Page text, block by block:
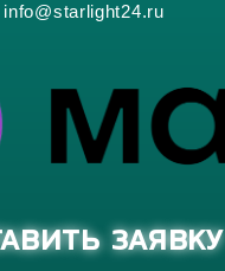
info@starlight24.ru
ЗАЯВКУ